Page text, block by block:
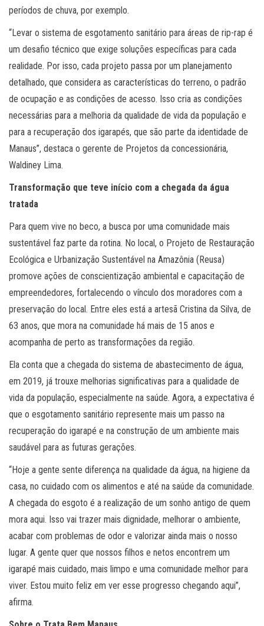
períodos de chuva, por exemplo.
“Levar o sistema de esgotamento sanitário para áreas de rip-rap é
um desafio técnico que exige soluções específicas para cada
realidade. Por isso, cada projeto passa por um planejamento
detalhado, que considera as características do terreno, o padrão
de ocupação e as condições de acesso. Isso cria as condições
necessárias para a melhoria da qualidade de vida da população e
para a recuperação dos igarapés, que são parte da identidade de
Manaus”, destaca o gerente de Projetos da concessionária,
Waldiney Lima.
Transformação que teve início com a chegada da água
tratada
Para quem vive no beco, a busca por uma comunidade mais
sustentável faz parte da rotina. No local, o Projeto de Restauração
Ecológica e Urbanização Sustentável na Amazônia (Reusa)
promove ações de conscientização ambiental e capacitação de
empreendedores, fortalecendo o vínculo dos moradores com a
preservação do local. Entre eles está a artesã Cristina da Silva, de
63 anos, que mora na comunidade há mais de 15 anos e
acompanha de perto as transformações da região.
Ela conta que a chegada do sistema de abastecimento de água,
em 2019, já trouxe melhorias significativas para a qualidade de
vida da população, especialmente na saúde. Agora, a expectativa é
que o esgotamento sanitário represente mais um passo na
recuperação do igarapé e na construção de um ambiente mais
saudável para as futuras gerações.
“Hoje a gente sente diferença na qualidade da água, na higiene da
casa, no cuidado com os alimentos e até na saúde da comunidade.
A chegada do esgoto é a realização de um sonho antigo de quem
mora aqui. Isso vai trazer mais dignidade, melhorar o ambiente,
acabar com problemas de odor e valorizar ainda mais o nosso
lugar. A gente quer que nossos filhos e netos encontrem um
igarapé mais cuidado, mais limpo e uma comunidade melhor para
viver. Estou muito feliz em ver esse progresso chegando aqui”,
afirma.